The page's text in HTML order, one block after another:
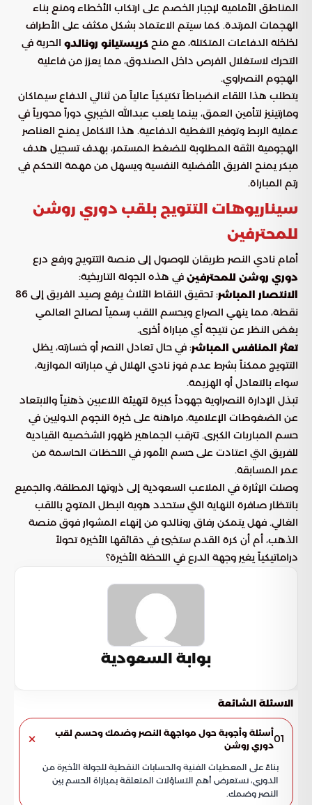
المناطق الأمامية لإجبار الخصم على ارتكاب الأخطاء ومنع بناء
الهجمات المرتدة. كما سيتم الاعتماد بشكل مكثف على الأطراف
لخلخلة الدفاعات المتكتلة، مع منح كريستيانو رونالدو الحرية في
التحرك لاستغلال الفرص داخل الصندوق، مما يعزز من فاعلية
الهجوم النصراوي.
يتطلب هذا اللقاء انضباطاً تكتيكياً عالياً من ثنائي الدفاع سيماكان
ومارتينيز لتأمين العمق، بينما يلعب عبدالله الخيبري دوراً محورياً في
عملية الربط وتوفير التغطية الدفاعية. هذا التكامل يمنح العناصر
الهجومية الثقة المطلوبة للضغط المستمر، بهدف تسجيل هدف
مبكر يمنح الفريق الأفضلية النفسية ويسهل من مهمة التحكم في
رتم المباراة.
سيناريوهات التتويج بلقب دوري روشن
للمحترفين
أمام نادي النصر طريقان للوصول إلى منصة التتويج ورفع درع
دوري روشن للمحترفين في هذه الجولة التاريخية:
الانتصار المباشر
: تحقيق النقاط الثلاث يرفع رصيد الفريق إلى 86
نقطة، مما ينهي الصراع ويحسم اللقب رسمياً لصالح العالمي
بغض النظر عن نتيجة أي مباراة أخرى.
تعثر المنافس المباشر: في حال تعادل النصر أو خسارته، يظل
التتويج ممكناً بشرط عدم فوز نادي الهلال في مباراته الموازية،
سواء بالتعادل أو الهزيمة.
تبذل الإدارة النصراوية جهوداً كبيرة لتهيئة اللاعبين ذهنياً والابتعاد
عن الضغوطات الإعلامية، مراهنة على خبرة النجوم الدوليين في
حسم المباريات الكبرى. تترقب الجماهير ظهور الشخصية القيادية
للفريق التي اعتادت على حسم الأمور في اللحظات الحاسمة من
عمر المسابقة.
وصلت الإثارة في الملاعب السعودية إلى ذروتها المطلقة، والجميع
بانتظار صافرة النهاية التي ستحدد هوية البطل المتوج باللقب
الغالي. فهل يتمكن رفاق رونالدو من إنهاء المشوار فوق منصة
الذهب، أم أن كرة القدم ستخبئ في دقائقها الأخيرة تحولاً
دراماتيكياً يغير وجهة الدرع في اللحظة الأخيرة؟
بوابة السعودية
الاسئلة الشائعة
01أسئلة وأجوبة حول مواجهة النصر وضمك وحسم لقب
دوري روشن
بناءً على المعطيات الفنية والحسابات النقطية للجولة الأخيرة من
الدوري، نستعرض أهم التساؤلات المتعلقة بمباراة الحسم بين
النصر وضمك.